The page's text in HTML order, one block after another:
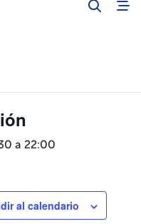
a 22:00
al calendario